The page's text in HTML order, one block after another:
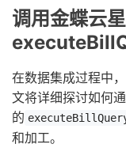
调用金蝶云
在数据集成过程中
文将详细探讨如何
的
和加工。